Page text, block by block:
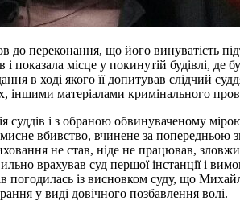
що його винуватість
і показала місце у покинутій будівлі, де
в ході якого її допитував слідчий
іншими матеріалами кримінального
і з обраною обвинуваченому
вбивство, вчинене за попередньою
не став, ніде не працював,
врахував суд першої інстанції і
погодилась із висновком суду, що
у виді довічного позбавлення волі.